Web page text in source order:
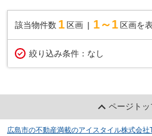
該当物件数 1 区画 1～1 区画を
絞り込み条件： なし
ページト
広島市の不動産満載のアイスタイル株式会社